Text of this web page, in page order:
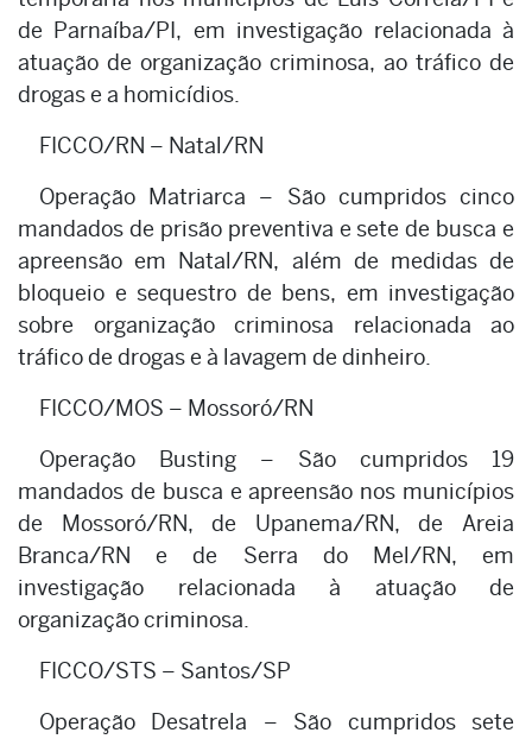
de Parnaíba/PI, em investigação relacionada à
atuação de organização criminosa, ao tráfico de
drogas e a homicídios.
FICCO/RN – Natal/RN
Operação Matriarca – São cumpridos cinco
mandados de prisão preventiva e sete de busca e
apreensão em Natal/RN, além de medidas de
bloqueio e sequestro de bens, em investigação
sobre organização criminosa relacionada ao
tráfico de drogas e à lavagem de dinheiro.
FICCO/MOS – Mossoró/RN
Operação Busting – São cumpridos 19
mandados de busca e apreensão nos municípios
de Mossoró/RN, de Upanema/RN, de Areia
Branca/RN e de Serra do Mel/RN, em
investigação relacionada à atuação de
organização criminosa.
FICCO/STS – Santos/SP
Operação Desatrela – São cumpridos sete